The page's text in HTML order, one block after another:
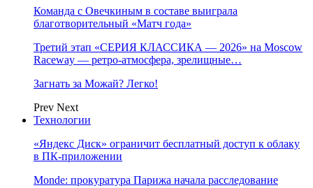
Команда с Овечкиным в составе выиграла
благотворительный «Матч года»
Третий этап «СЕРИЯ КЛАССИКА — 2026» на Moscow
Raceway — ретро‑атмосфера, зрелищные…
Загнать за Можай? Легко!
Prev Next
Технологии
«Яндекс Диск» ограничит бесплатный доступ к облаку
в ПК-приложении
Monde: прокуратура Парижа начала расследование